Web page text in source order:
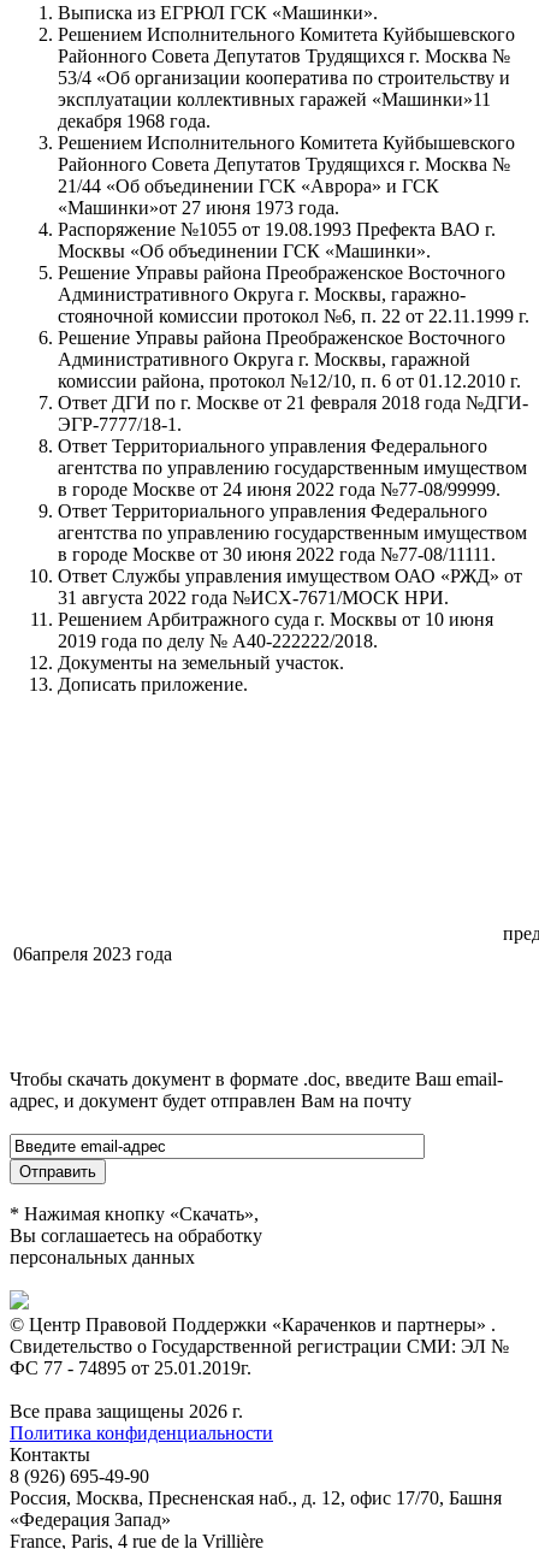
Выписка из ЕГРЮЛ ГСК «Машинки».
Решением Исполнительного Комитета Куйбышевского
Районного Совета Депутатов Трудящихся г. Москва №
53/4 «Об организации кооператива по строительству и
эксплуатации коллективных гаражей «Машинки»11
декабря 1968 года.
Решением Исполнительного Комитета Куйбышевского
Районного Совета Депутатов Трудящихся г. Москва №
21/44 «Об объединении ГСК «Аврора» и ГСК
«Машинки»от 27 июня 1973 года.
Распоряжение №1055 от 19.08.1993 Префекта ВАО г.
Москвы «Об объединении ГСК «Машинки».
Решение Управы района Преображенское Восточного
Административного Округа г. Москвы, гаражно-
стояночной комиссии протокол №6, п. 22 от 22.11.1999 г.
Решение Управы района Преображенское Восточного
Административного Округа г. Москвы, гаражной
комиссии района, протокол №12/10, п. 6 от 01.12.2010 г.
Ответ ДГИ по г. Москве от 21 февраля 2018 года №ДГИ-
ЭГР-7777/18-1.
Ответ Территориального управления Федерального
агентства по управлению государственным имуществом
в городе Москве от 24 июня 2022 года №77-08/99999.
Ответ Территориального управления Федерального
агентства по управлению государственным имуществом
в городе Москве от 30 июня 2022 года №77-08/11111.
Ответ Службы управления имуществом ОАО «РЖД» от
31 августа 2022 года №ИСХ-7671/МОСК НРИ.
Решением Арбитражного суда г. Москвы от 10 июня
2019 года по делу № А40-222222/2018.
Документы на земельный участок.
Дописать приложение.
06апреля 2023 года
Чтобы скачать документ в формате .doc, введите Ваш email-
адрес, и документ будет отправлен Вам на почту
* Нажимая кнопку «Скачать»,
Вы соглашаетесь на обработку
персональных данных
© Центр Правовой Поддержки «Караченков и партнеры» .
Свидетельство о Государственной регистрации СМИ: ЭЛ №
ФС 77 - 74895 от 25.01.2019г.
Все права защищены 2026 г.
Политика конфиденциальности
Контакты
8 (926) 695-49-90
Россия, Москва, Пресненская наб., д. 12, офис 17/70, Башня
«Федерация Запад»
France, Paris, 4 rue de la Vrillière